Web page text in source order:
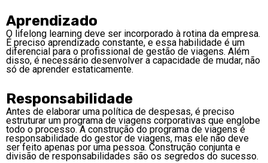
Aprendizado
O lifelong learning deve ser incorporado à rotina da empresa.
É preciso aprendizado constante, e essa habilidade é um
diferencial para o profissional de gestão de viagens. Além
disso, é necessário desenvolver a capacidade de mudar, não
só de aprender estaticamente.
Responsabilidade
Antes de elaborar uma política de despesas, é preciso
estruturar um programa de viagens corporativas que englobe
todo o processo. A construção do programa de viagens é
responsabilidade do gestor de viagens, mas ele não deve
ser feito apenas por uma pessoa. Construção conjunta e
divisão de responsabilidades são os segredos do sucesso.